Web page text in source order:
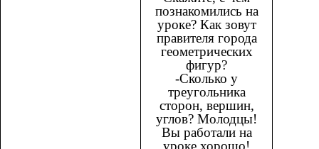
познакомились на
уроке? Как зовут
правителя города
геометрических
фигур?
-Сколько у
треугольника
сторон, вершин,
углов? Молодцы!
Вы работали на
уроке хорошо!